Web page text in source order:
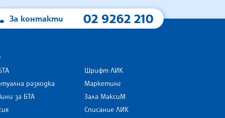
За контакти 02 9262 210
разходка
за БТА
Шрифт ЛИК
Маркетинг
Зала МаксиМ
Списание ЛИК